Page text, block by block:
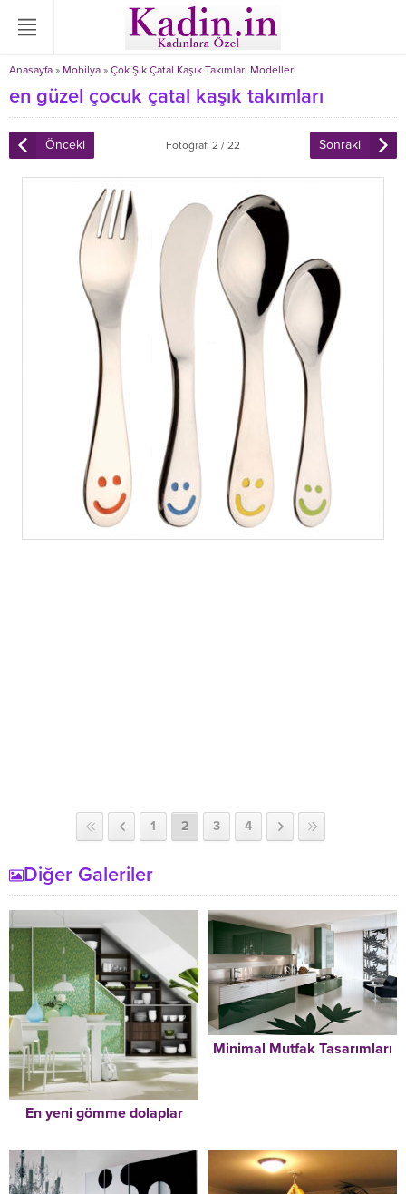
Anasayfa » Mobilya » Çok Şık Çatal Kaşık Takımları Modelleri
en güzel çocuk çatal kaşık takımları
Önceki Fotoğraf: 2 / 22 Sonraki
1 2 3 4
Diğer Galeriler
En yeni gömme dolaplar
Minimal Mutfak Tasarımları